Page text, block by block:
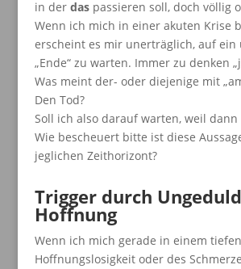
in der daspassieren soll, doch völlig
Wenn ich mich in einer akuten Krise
erscheint es mir unerträglich, auf ein
„Ende“ zu warten. Immer zu denken
Was meint der- oder diejenige mit
Den Tod?
Soll ich also darauf warten, weil dann
Wie bescheuert bitte ist diese
jeglichen Zeithorizont?
Trigger durch
Hoffnung
Wenn ich mich gerade in einem
Hoffnungslosigkeit oder des